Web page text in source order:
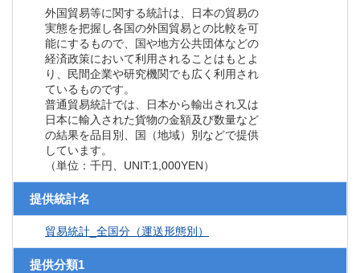
外国貿易等に関する統計は、日本の貿易の
実態を把握し各国の外国貿易との比較を可
能にするもので、国や地方公共団体などの
経済政策において利用されることはもとよ
り、民間企業や研究機関でも広く利用され
ているものです。
普通貿易統計では、日本から輸出され又は
日本に輸入された貨物の金額及び数量など
の結果を品目別、国（地域）別などで提供
しています。
（単位：千円、UNIT:1,000YEN）
提供統計名
貿易統計_全国分（運送形態別）
提供分類1